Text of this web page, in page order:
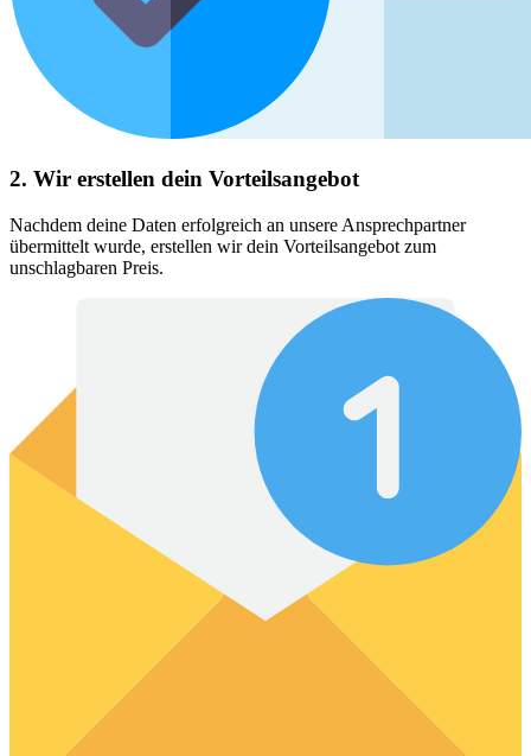
2. Wir erstellen dein Vorteilsangebot
Nachdem deine Daten erfolgreich an unsere Ansprechpartner
übermittelt wurde, erstellen wir dein Vorteilsangebot zum
unschlagbaren Preis.